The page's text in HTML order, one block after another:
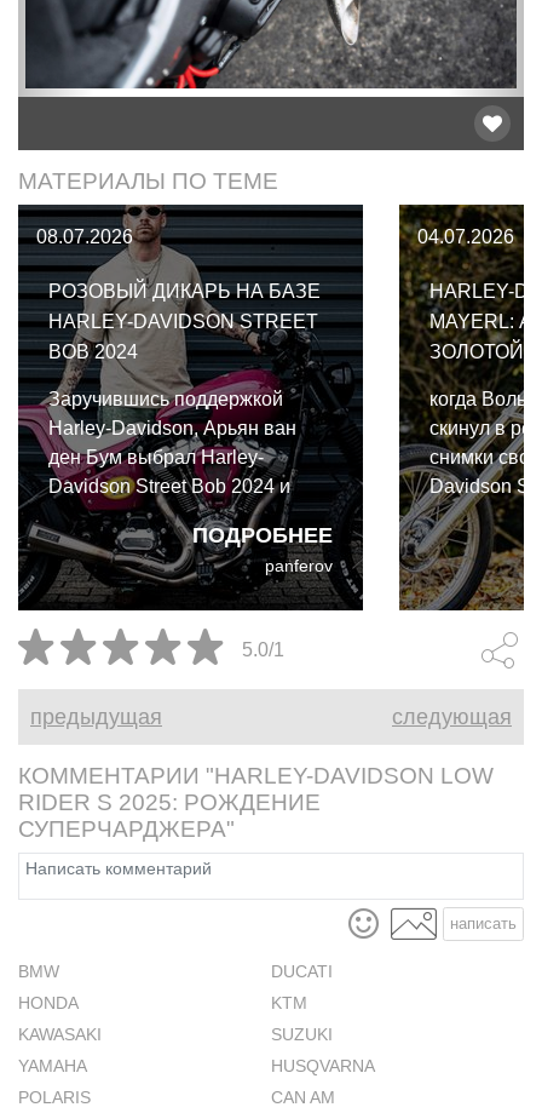
МАТЕРИАЛЫ ПО ТЕМЕ
08.07.2026
РОЗОВЫЙ ДИКАРЬ НА БАЗЕ
HARLEY-DAVIDSON STREET
BOB 2024
ПОДРОБНЕЕ
Заручившись поддержкой
Harley-Davidson, Арьян ван
ден Бум выбрал Harley-
Davidson Street Bob 2024 и
превратил его в
уничтожающий покрышки
стрит-трекер, получивший
прозвище "Pink Savage"
(Розовый дикарь).
panferov
04.07.2026
HARLEY-
MAYERL:
ЗОЛОТОЙ
когда
скинул в
снимки
Davidson
нужды —
возьми!".
5.0/1
предыдущая следующая
КОММЕНТАРИИ "HARLEY-DAVIDSON LOW
RIDER S 2025: РОЖДЕНИЕ
СУПЕРЧАРДЖЕРА"
написать
BMW
DUCATI
HONDA
KTM
KAWASAKI
SUZUKI
YAMAHA
HUSQVARNA
POLARIS
CAN AM